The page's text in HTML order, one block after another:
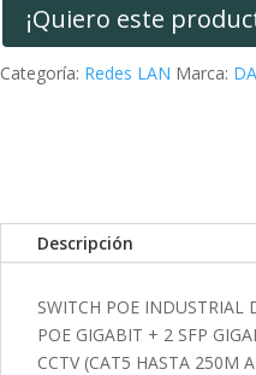
k
Ir
¡Quiero este
Categoría: Redes LAN Marca:
Descripción
SWITCH POE INDUSTRIAL
POE GIGABIT + 2 SFP
CCTV (CAT5 HASTA 250M